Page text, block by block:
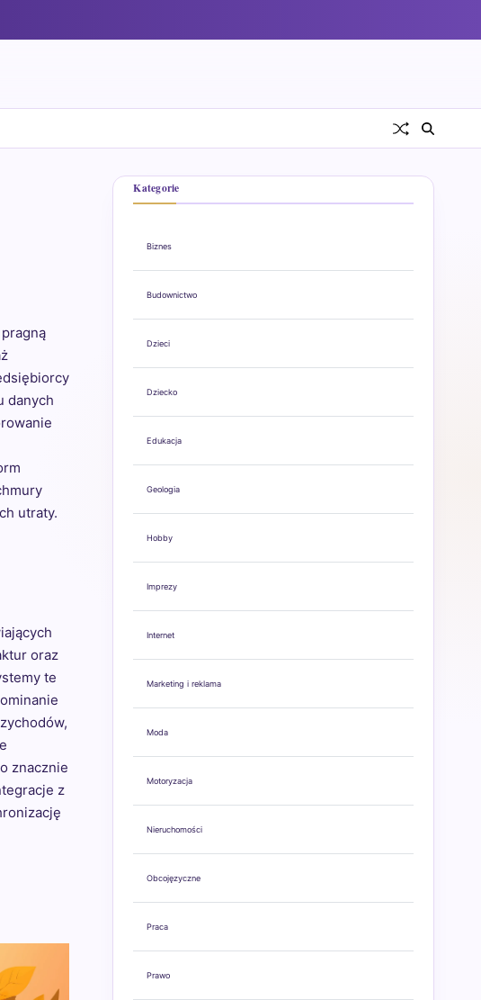
danych
utraty.
oraz
te
znacznie
z
Kategorie
Biznes
Budownictwo
Dzieci
Dziecko
Edukacja
Geologia
Hobby
Imprezy
Internet
Marketing i reklama
Moda
Motoryzacja
Nieruchomości
Obcojęzyczne
Praca
Prawo